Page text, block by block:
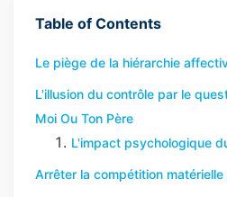
Table of Contents
Le piège de la hiérarchie
L'illusion du contrôle par le
Moi Ou Ton Père
L'impact psychologique
Arrêter la compétition